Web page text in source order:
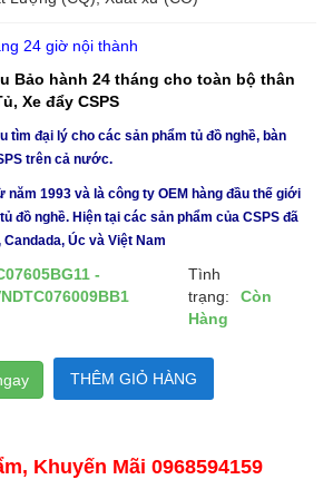
24 giờ nội thành
Bảo hành 24 tháng cho toàn bộ thân
Xe đẩy CSPS
tìm đại lý cho các sản phẩm tủ đồ nghề, bàn
trên cả nước.
1993 và là công ty OEM hàng đầu thế giới
đồ nghề. Hiện tại các sản phẩm của CSPS đã
Úc và Việt Nam
-
Tình
trạng:
Còn
Hàng
Khuyến Mãi 0968594159